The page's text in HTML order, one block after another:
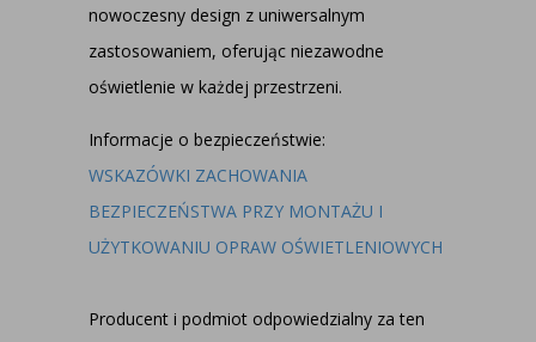
nowoczesny design z uniwersalnym
zastosowaniem, oferując niezawodne
oświetlenie w każdej przestrzeni.
Informacje o bezpieczeństwie:
WSKAZÓWKI ZACHOWANIA
BEZPIECZEŃSTWA PRZY MONTAŻU I
UŻYTKOWANIU OPRAW OŚWIETLENIOWYCH
Producent i podmiot odpowiedzialny za ten